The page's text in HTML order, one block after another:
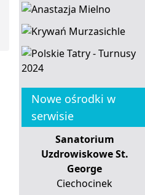
Nowe ośrodki w
serwisie
Sanatorium
Uzdrowiskowe St.
George
Ciechocinek